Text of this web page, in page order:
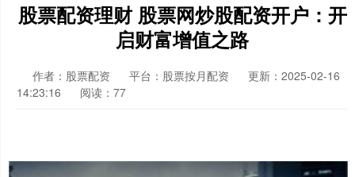
股票配资理财 股票网炒股配资开户：开
启财富增值之路
作者：股票配资 平台：股票按月配资
更新：2025-02-16
14:23:16
阅读：77